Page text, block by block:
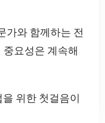
가와 함께하는 전
요성은 계속해
위한 첫걸음이